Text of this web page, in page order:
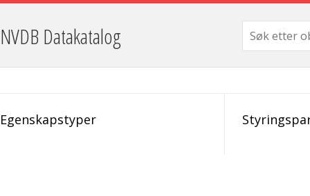
NVDB Datakatalog
Egenskapstyper